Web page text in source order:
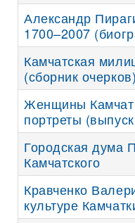
Александр
1700–2007
Камчатская
(сборник очерков)
Женщины
портреты
Городская дума
Камчатского
Кравченко
культуре